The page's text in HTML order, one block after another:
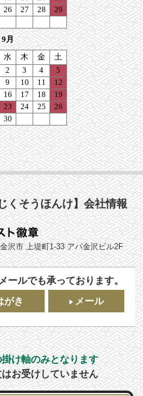
くそうほんけ】会社情報
沢市 上堤町1-33 アパ金沢ビル2F
ールでも承っております。
がき メール
け軸のみとなります
お受けしていません